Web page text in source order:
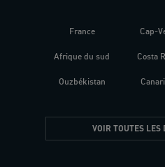
France
Afrique du sud
Ouzbékistan
Cap-
Costa
VOIR TOUTES LES